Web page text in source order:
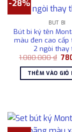
-28%
BÚT BI
Bút bi ký tên
màu đen cao cấp
2 ngòi thay
1.080.000₫ Giá
là:
THÊM VÀO GIỎ